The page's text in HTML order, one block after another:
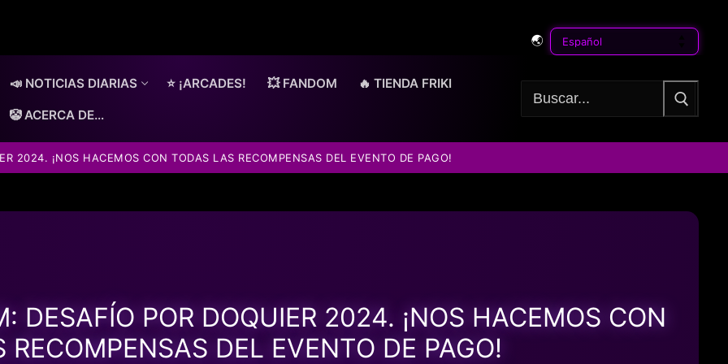
🌏
📣 NOTICIAS DIARIAS ⭐ ¡ARCADES! 💥 FANDOM 🔥 TIENDA FRIKI
🤡 ACERCA DE…
Buscar:
2024. ¡NOS HACEMOS CON TODAS LAS RECOMPENSAS DEL EVENTO DE PAGO!
DESAFÍO POR DOQUIER 2024. ¡NOS HACEMOS CON
RECOMPENSAS DEL EVENTO DE PAGO!